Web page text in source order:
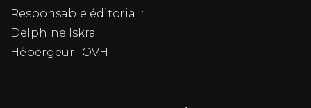
Responsable éditorial :
Delphine Iskra
Hébergeur : OVH